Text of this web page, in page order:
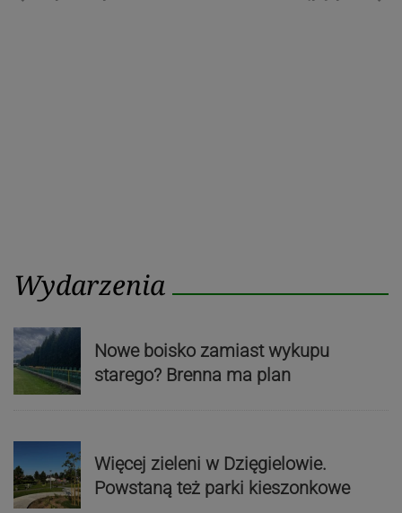
Wydarzenia
Nowe boisko zamiast wykupu
starego? Brenna ma plan
Więcej zieleni w Dzięgielowie.
Powstaną też parki kieszonkowe